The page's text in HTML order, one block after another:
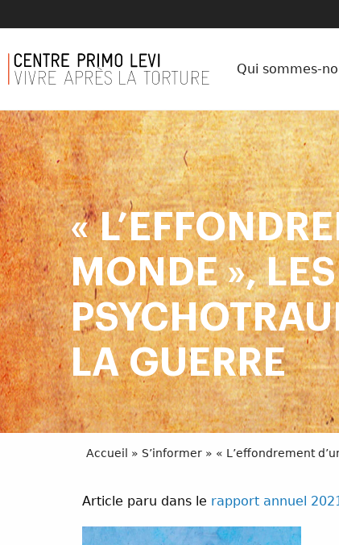
Qui sommes-
«
MONDE »,
LA GUERRE
Accueil » S’informer » « L’effondrement
Article paru dans le rapport annuel